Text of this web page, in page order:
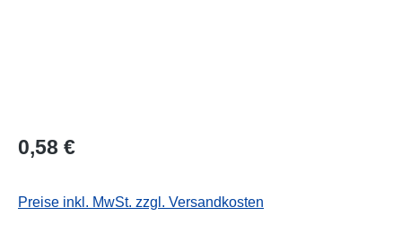
Regulärer Preis:
0,58 €
Preise inkl. MwSt. zzgl. Versandkosten